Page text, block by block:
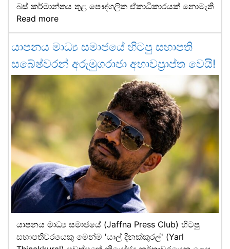
බස් කර්මාන්තය තුළ පෞද්ගලික ඒකාධිකාරයක් නොමැති
Read more
යාපනය මාධ්‍ය සමාජයේ හිටපු සභාපති
සබේෂ්වරන් අරුමුගරාජා අභාවප්‍රාප්ත වෙයි!
යාපනය මාධ්‍ය සමාජයේ (Jaffna Press Club) හිටපු
සභාපතිවරයෙකු මෙන්ම 'යාල් දිනක්කුරල්' (Yarl